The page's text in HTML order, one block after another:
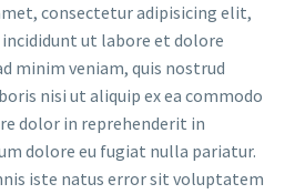
consectetur adipisicing elit,
ut labore et dolore
minim veniam, quis nostrud
nisi ut aliquip ex ea commodo
dolor in reprehenderit in
dolore eu fugiat nulla pariatur.
iste natus error sit voluptatem